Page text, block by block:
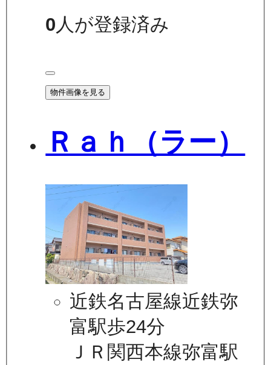
0人が登録済み
物件画像を見る
Ｒａｈ（ラー）
近鉄名古屋線近鉄弥
富駅歩24分
ＪＲ関西本線弥富駅